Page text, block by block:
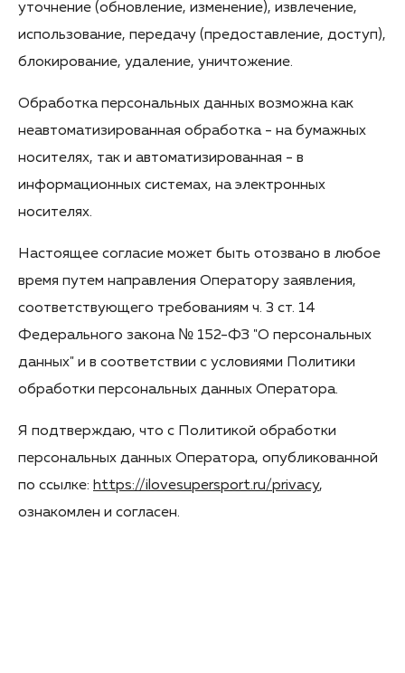
уточнение (обновление, изменение), извлечение,
использование, передачу (предоставление, доступ),
блокирование, удаление, уничтожение.
Обработка персональных данных возможна как
неавтоматизированная обработка - на бумажных
носителях, так и автоматизированная - в
информационных системах, на электронных
носителях.
Настоящее согласие может быть отозвано в любое
время путем направления Оператору заявления,
соответствующего требованиям ч. 3 ст. 14
Федерального закона № 152-ФЗ "О персональных
данных" и в соответствии с условиями Политики
обработки персональных данных Оператора.
Я подтверждаю, что с Политикой обработки
персональных данных Оператора, опубликованной
по ссылке: https://ilovesupersport.ru/privacy,
ознакомлен и согласен.